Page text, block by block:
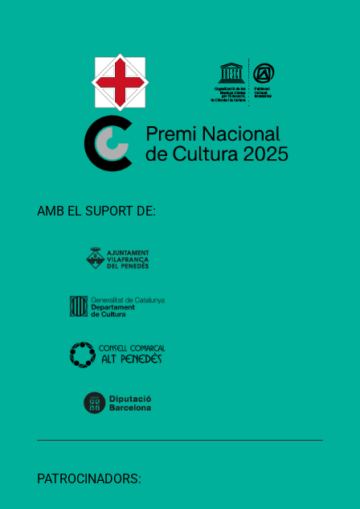
AMB EL SUPORT DE:
PATROCINADORS: